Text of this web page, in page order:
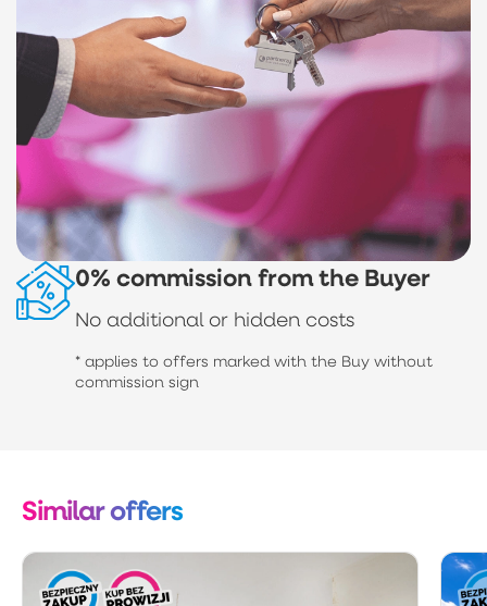
0% commission from the Buyer
No additional or hidden costs
* applies to offers marked with the Buy without
commission sign
Similar offers